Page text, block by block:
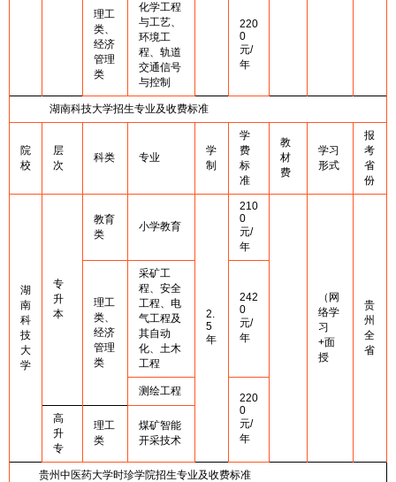
理工
类、
经济
管理
类
化学工程
与工艺、
环境工
程、轨道
交通信号
与控制
220
0
元/
年
湖南科技大学招生专业及收费标准
院
校
层
次
科类 专业
学
制
学
费
标
准
教
材
费
学习
形式
报
考
省
份
湖
南
科
技
大
学
专
升
本
教育
类
小学教育
2.
5
年
210
0
元/
年
（网
络学
习
+面
授
贵
州
全
省
理工
类、
经济
管理
类
采矿工
程、安全
工程、电
气工程及
其自动
化、土木
工程
242
0
元/
年
测绘工程
220
0
元/
年
高
升
专
理工
类
煤矿智能
开采技术
贵州中医药大学时珍学院招生专业及收费标准